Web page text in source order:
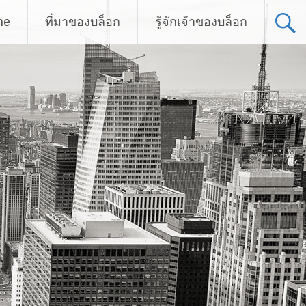
ที่มาของบล็อก รู้จักเจ้าของบล็อก